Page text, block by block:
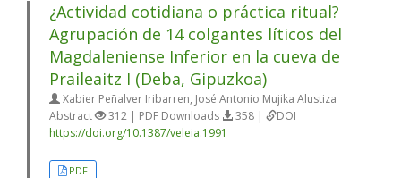
¿Actividad cotidiana o práctica ritual?
Agrupación de 14 colgantes líticos del
Magdaleniense Inferior en la cueva de
Praileaitz I (Deba, Gipuzkoa)
Xabier Peñalver Iribarren, José Antonio Mujika Alustiza
Abstract
312 | PDF Downloads 358 |
DOI
https://doi.org/10.1387/veleia.1991
PDF